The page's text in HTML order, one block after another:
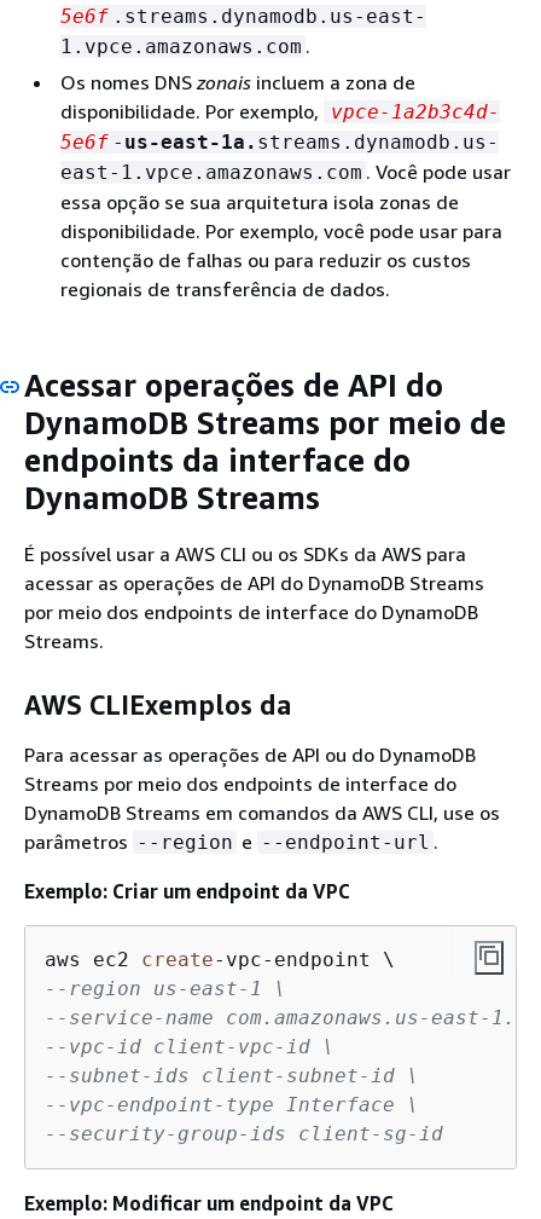
5e6f .streams.dynamodb.us-east-
1.vpce.amazonaws.com .
Os nomes DNS zonais incluem a zona de
disponibilidade. Por exemplo,
vpce-1a2b3c4d-
5e6f - us-east-1a. streams.dynamodb.us-
east-1.vpce.amazonaws.com . Você pode usar
essa opção se sua arquitetura isola zonas de
disponibilidade. Por exemplo, você pode usar para
contenção de falhas ou para reduzir os custos
regionais de transferência de dados.
Acessar operações de API do
DynamoDB Streams por meio de
endpoints da interface do
DynamoDB Streams
É possível usar a AWS CLI ou os SDKs da AWS para
acessar as operações de API do DynamoDB Streams
por meio dos endpoints de interface do DynamoDB
Streams.
AWS CLIExemplos da
Para acessar as operações de API ou do DynamoDB
Streams por meio dos endpoints de interface do
DynamoDB Streams em comandos da AWS CLI, use os
parâmetros --region e --endpoint-url .
Exemplo: Criar um endpoint da VPC
aws ec2 create- vpc-
--region us-east-1 \
--service-name com.amazonaws.us-east-
--vpc-id client-vpc-id \
--subnet-ids client-subnet-id \
--vpc-endpoint-type Interface \
--security-group-ids client-sg-id
Exemplo: Modificar um endpoint da VPC